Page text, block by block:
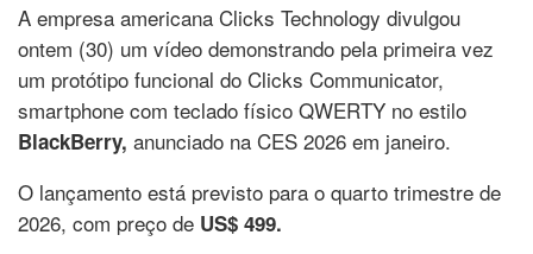
A empresa americana Clicks Technology divulgou
ontem (30) um vídeo demonstrando pela primeira vez
um protótipo funcional do Clicks Communicator,
smartphone com teclado físico QWERTY no estilo
BlackBerry, anunciado na CES 2026 em janeiro.
O lançamento está previsto para o quarto trimestre de
2026, com preço de US$ 499.